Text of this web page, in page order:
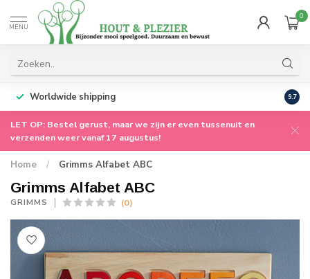
MENU
0
Worldwide shipping 9.7
LET OP: Bestel gerust, maar we zijn er even tussenuit en
verzenden weer vanaf 17 augustus!
Home / Grimms Alfabet ABC
Grimms Alfabet ABC
GRIMMS (0)